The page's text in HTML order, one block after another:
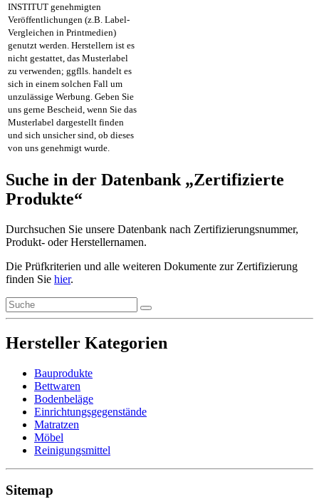
INSTITUT genehmigten
Veröffentlichungen (z.B. Label-
Vergleichen in Printmedien)
genutzt werden. Herstellern ist es
nicht gestattet, das Musterlabel
zu verwenden; ggflls. handelt es
sich in einem solchen Fall um
unzulässige Werbung. Geben Sie
uns gerne Bescheid, wenn Sie das
Musterlabel dargestellt finden
und sich unsicher sind, ob dieses
von uns genehmigt wurde.
Suche in der Datenbank „Zertifizierte
Produkte“
Durchsuchen Sie unsere Datenbank nach Zertifizierungsnummer,
Produkt- oder Herstellernamen.
Die Prüfkriterien und alle weiteren Dokumente zur Zertifizierung
finden Sie hier.
Hersteller Kategorien
Bauprodukte
Bettwaren
Bodenbeläge
Einrichtungsgegenstände
Matratzen
Möbel
Reinigungsmittel
Sitemap